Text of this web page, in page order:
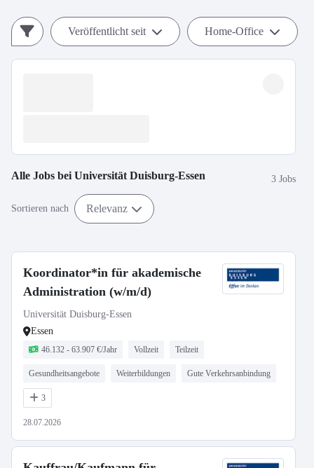
Veröffentlicht seit Home-Office
Alle Jobs bei Universität Duisburg-Essen 3 Jobs
Sortieren nach Relevanz
Koordinator*in für akademische
Administration (w/m/d)
Universität Duisburg-Essen
Essen
46.132 - 63.907 €/Jahr Vollzeit Teilzeit
Gesundheitsangebote Weiterbildungen Gute Verkehrsanbindung
3
28.07.2026